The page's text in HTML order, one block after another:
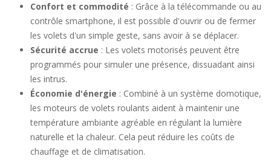
Confort et commodité : Grâce à la télécommande ou au
contrôle smartphone, il est possible d'ouvrir ou de fermer
les volets d'un simple geste, sans avoir à se déplacer.
Sécurité accrue : Les volets motorisés peuvent être
programmés pour simuler une présence, dissuadant ainsi
les intrus.
Économie d'énergie : Combiné à un système domotique,
les moteurs de volets roulants aident à maintenir une
température ambiante agréable en régulant la lumière
naturelle et la chaleur. Cela peut réduire les coûts de
chauffage et de climatisation.